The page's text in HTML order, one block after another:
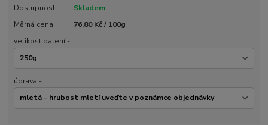
Dostupnost
Skladem
Měrná cena
76,80 Kč / 100g
velikost balení -
úprava -